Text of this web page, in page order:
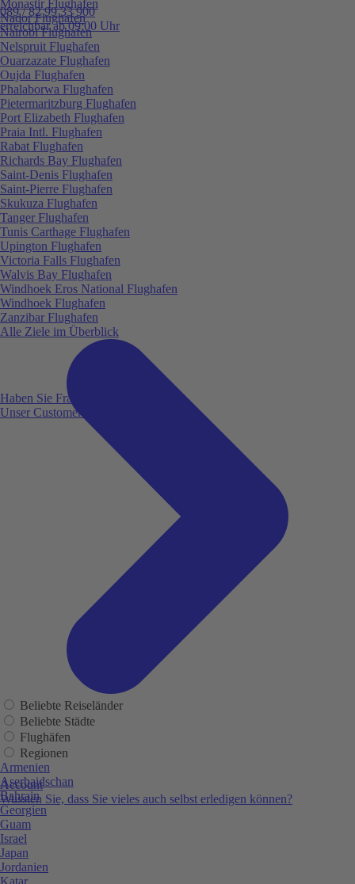
089 / 82 99 33 900
erreichbar ab 09:00 Uhr
Haben Sie Fragen?
Unser Customer Service ist für Sie da!
Account
Wussten Sie, dass Sie vieles auch selbst erledigen können?
Monastir Flughafen
Nador Flughafen
Nairobi Flughafen
Nelspruit Flughafen
Ouarzazate Flughafen
Oujda Flughafen
Phalaborwa Flughafen
Pietermaritzburg Flughafen
Port Elizabeth Flughafen
Praia Intl. Flughafen
Rabat Flughafen
Richards Bay Flughafen
Saint-Denis Flughafen
Saint-Pierre Flughafen
Skukuza Flughafen
Tanger Flughafen
Tunis Carthage Flughafen
Upington Flughafen
Victoria Falls Flughafen
Walvis Bay Flughafen
Windhoek Eros National Flughafen
Windhoek Flughafen
Zanzibar Flughafen
Alle Ziele im Überblick
Beliebte Reiseländer
Beliebte Städte
Flughäfen
Regionen
Armenien
Aserbaidschan
Bahrain
Georgien
Guam
Israel
Japan
Jordanien
Katar